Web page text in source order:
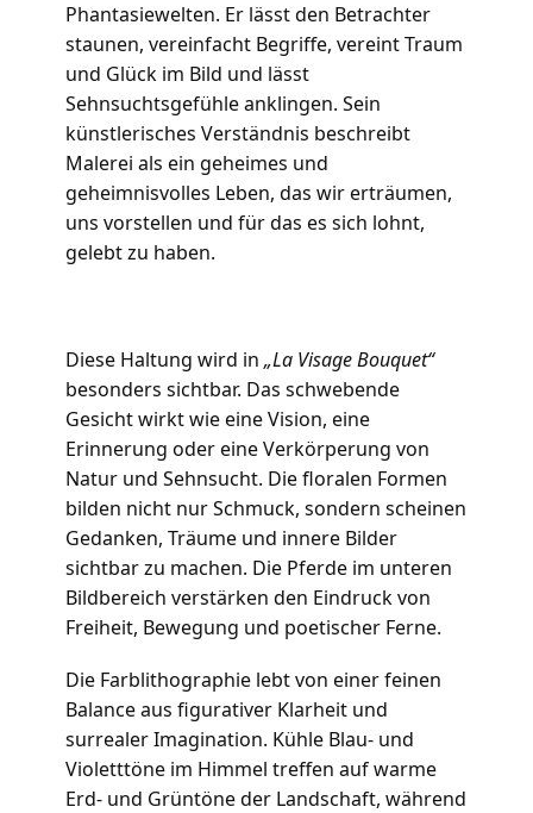
Phantasiewelten. Er lässt den Betrachter
staunen, vereinfacht Begriffe, vereint Traum
und Glück im Bild und lässt
Sehnsuchtsgefühle anklingen. Sein
künstlerisches Verständnis beschreibt
Malerei als ein geheimes und
geheimnisvolles Leben, das wir erträumen,
uns vorstellen und für das es sich lohnt,
gelebt zu haben.
Diese Haltung wird in „La Visage Bouquet“
besonders sichtbar. Das schwebende
Gesicht wirkt wie eine Vision, eine
Erinnerung oder eine Verkörperung von
Natur und Sehnsucht. Die floralen Formen
bilden nicht nur Schmuck, sondern scheinen
Gedanken, Träume und innere Bilder
sichtbar zu machen. Die Pferde im unteren
Bildbereich verstärken den Eindruck von
Freiheit, Bewegung und poetischer Ferne.
Die Farblithographie lebt von einer feinen
Balance aus figurativer Klarheit und
surrealer Imagination. Kühle Blau- und
Violetttöne im Himmel treffen auf warme
Erd- und Grüntöne der Landschaft, während